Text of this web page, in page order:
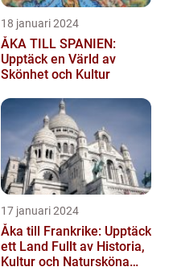
18 januari 2024
ÅKA TILL SPANIEN:
Upptäck en Värld av
Skönhet och Kultur
17 januari 2024
Åka till Frankrike: Upptäck
ett Land Fullt av Historia,
Kultur och Natursköna